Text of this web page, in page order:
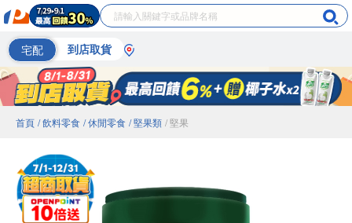
宅配 到店取貨
首頁 / 飲料零食 / 休閒零食 / 堅果類 / 堅果